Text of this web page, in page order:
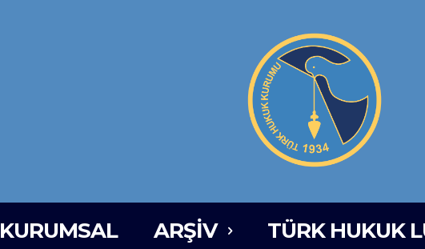
KURUMSAL ARŞIV TÜRK HUKUK